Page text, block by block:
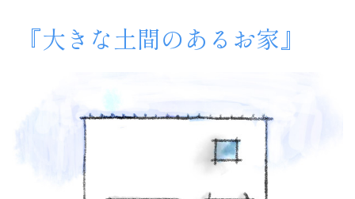
『大きな土間のあるお家』